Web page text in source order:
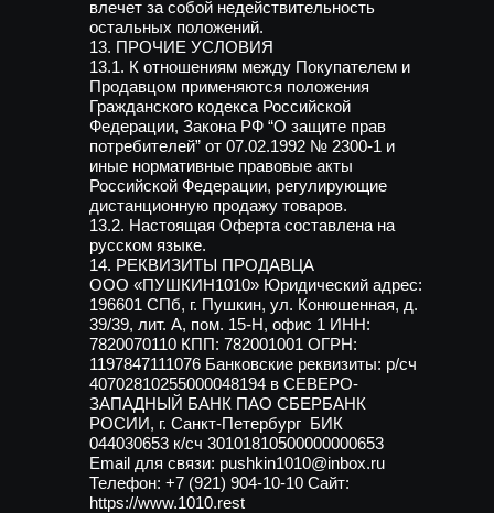
влечет за собой недействительность
остальных положений.
13. ПРОЧИЕ УСЛОВИЯ
13.1. К отношениям между Покупателем и
Продавцом применяются положения
Гражданского кодекса Российской
Федерации, Закона РФ “О защите прав
потребителей” от 07.02.1992 № 2300-1 и
иные нормативные правовые акты
Российской Федерации, регулирующие
дистанционную продажу товаров.
13.2. Настоящая Оферта составлена на
русском языке.
14. РЕКВИЗИТЫ ПРОДАВЦА
ООО «ПУШКИН1010» Юридический адрес:
196601 СПб, г. Пушкин, ул. Конюшенная, д.
39/39, лит. А, пом. 15-Н, офис 1 ИНН:
7820070110 КПП: 782001001 ОГРН:
1197847111076 Банковские реквизиты: р/сч
40702810255000048194 в СЕВЕРО-
ЗАПАДНЫЙ БАНК ПАО СБЕРБАНК
РОСИИ, г. Санкт-Петербург БИК
044030653 к/сч 30101810500000000653
Email для связи: pushkin1010@inbox.ru
Телефон: +7 (921) 904-10-10 Сайт:
https://www.1010.rest